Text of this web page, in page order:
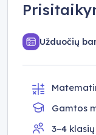
Užduočių
Gamtos
3–4